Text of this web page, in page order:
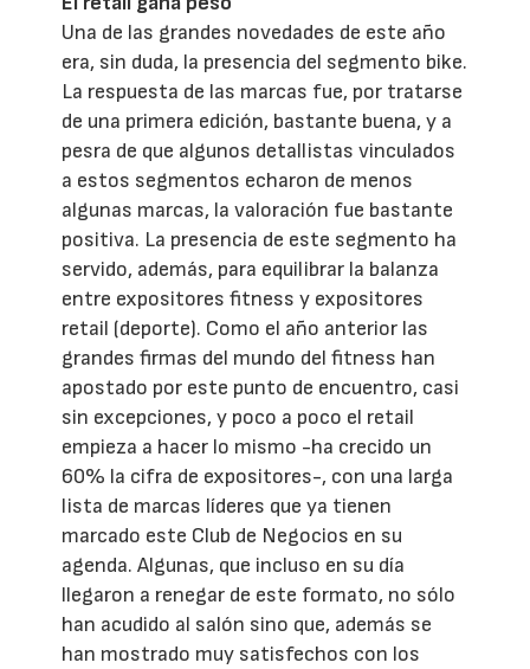
Una de las grandes novedades de este año
era, sin duda, la presencia del segmento bike.
La respuesta de las marcas fue, por tratarse
de una primera edición, bastante buena, y a
pesra de que algunos detallistas vinculados
a estos segmentos echaron de menos
algunas marcas, la valoración fue bastante
positiva. La presencia de este segmento ha
servido, además, para equilibrar la balanza
entre expositores fitness y expositores
retail (deporte). Como el año anterior las
grandes firmas del mundo del fitness han
apostado por este punto de encuentro, casi
sin excepciones, y poco a poco el retail
empieza a hacer lo mismo -ha crecido un
60% la cifra de expositores-, con una larga
lista de marcas líderes que ya tienen
marcado este Club de Negocios en su
agenda. Algunas, que incluso en su día
llegaron a renegar de este formato, no sólo
han acudido al salón sino que, además se
han mostrado muy satisfechos con los